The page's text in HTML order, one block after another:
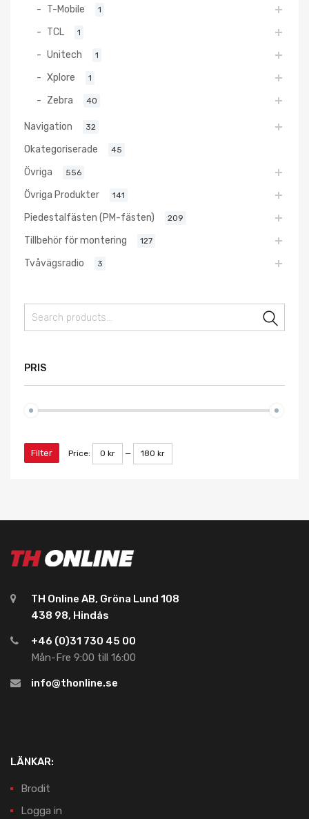
T-Mobile 1
TCL 1
Unitech 1
Xplore 1
Zebra 40
Navigation 32
Okategoriserade 45
Övriga 556
Övriga Produkter 141
Piedestalfästen (PM-fästen) 209
Tillbehör för montering 127
Tvåvägsradio 3
PRIS
Filter Price: 0 kr — 180 kr
TH Online AB, Gröna Lund 108
438 98, Hindås
+46 (0)31 730 45 00
Mån-Fre 9:00 till 16:00
info@thonline.se
LÄNKAR:
Brodit
Logga in